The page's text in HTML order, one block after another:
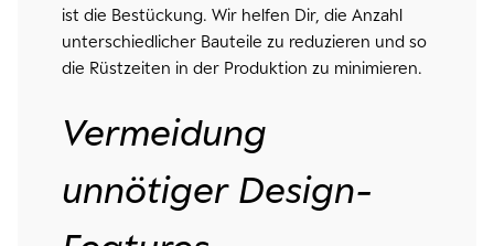
ist die Bestückung. Wir helfen Dir, die Anzahl
unterschiedlicher Bauteile zu reduzieren und so
die Rüstzeiten in der Produktion zu minimieren.
Vermeidung
unnötiger Design-